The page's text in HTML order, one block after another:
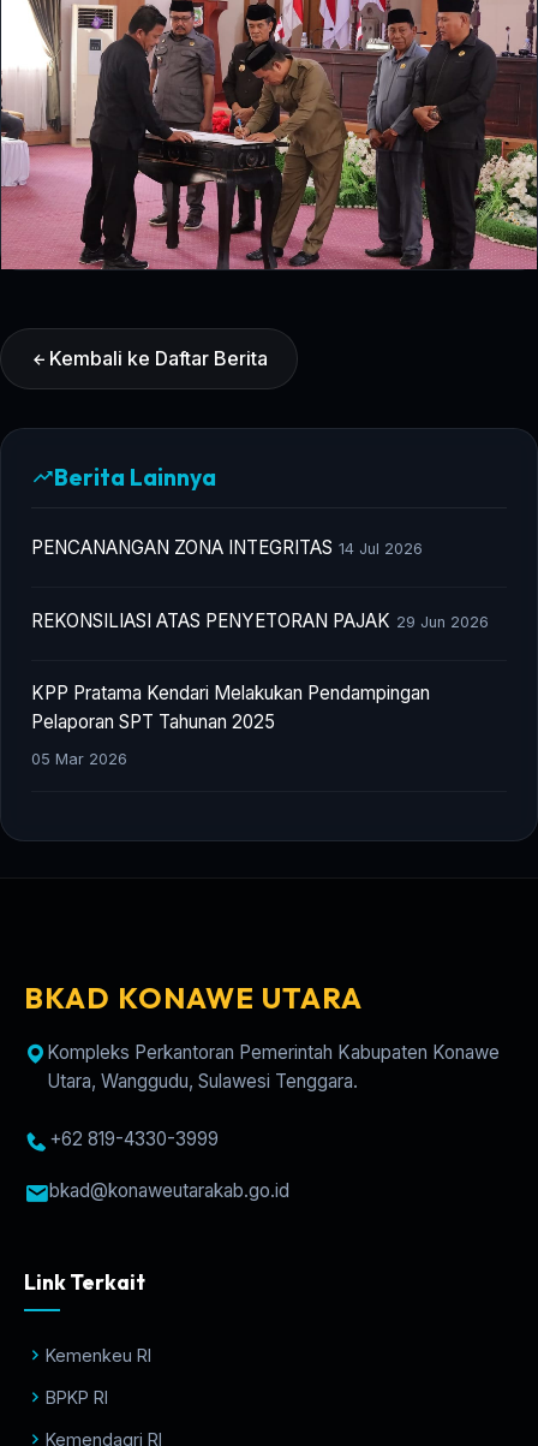
Kembali ke Daftar Berita
Berita Lainnya
PENCANANGAN ZONA INTEGRITAS 14 Jul 2026
REKONSILIASI ATAS PENYETORAN PAJAK 29 Jun 2026
KPP Pratama Kendari Melakukan Pendampingan
Pelaporan SPT Tahunan 2025
05 Mar 2026
BKAD KONAWE UTARA
Kompleks Perkantoran Pemerintah Kabupaten Konawe
Utara, Wanggudu, Sulawesi Tenggara.
+62 819-4330-3999
bkad@konaweutarakab.go.id
Link Terkait
Kemenkeu RI
BPKP RI
Kemendagri RI